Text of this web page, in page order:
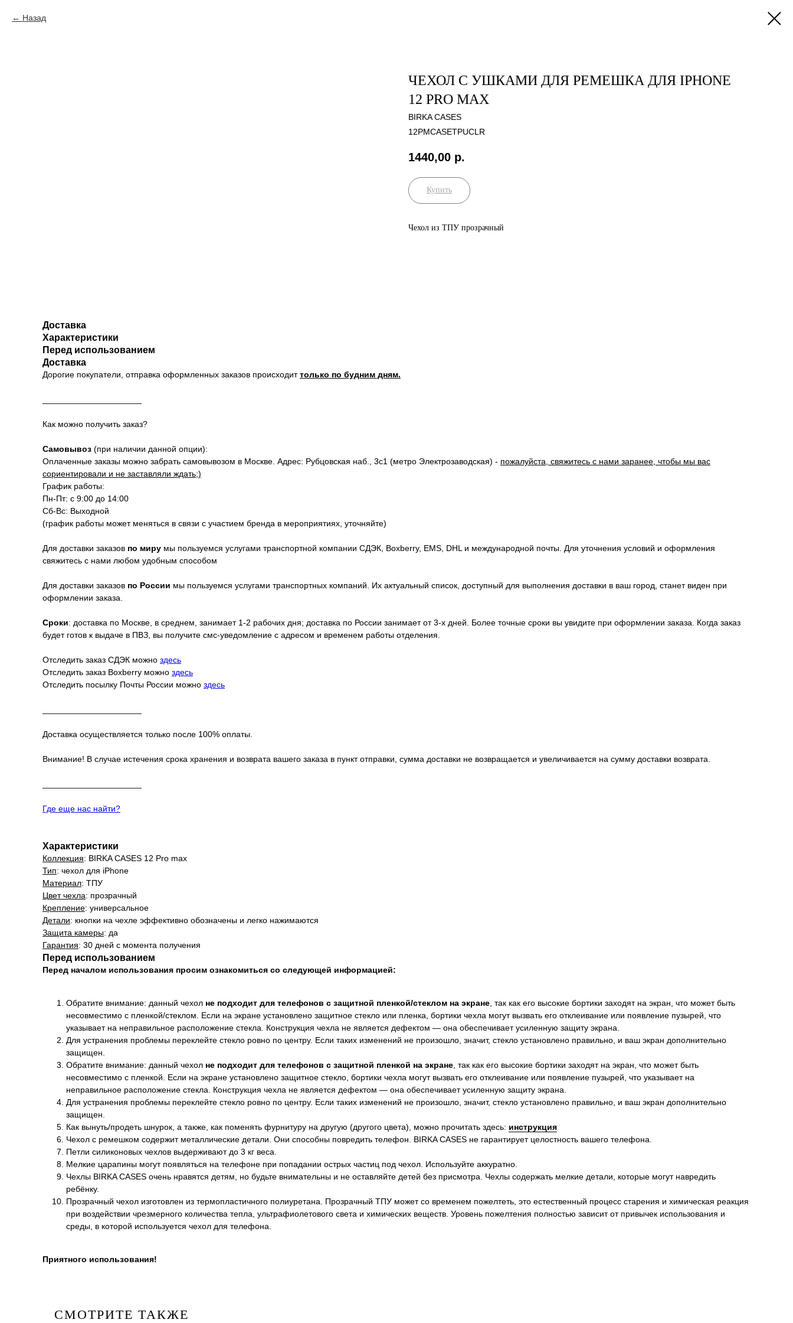
Назад
ЧЕХОЛ С УШКАМИ ДЛЯ РЕМЕШКА ДЛЯ IPHONE
12 PRO MAX
BIRKA CASES
12PMCASETPUCLR
1440,00 р.
Купить
Чехол из ТПУ прозрачный
Доставка
Характеристики
Перед использованием
Доставка
Дорогие покупатели, отправка оформленных заказов происходиттолько по будним дням.
Как можно получить заказ?
Самовывоз (при наличии данной опции):
Оплаченные заказы можно забрать самовывозом в Москве. Адрес: Рубцовская наб., 3с1 (метро Электрозаводская) - пожалуйста, свяжитесь с нами заранее, чтобы мы вас
сориентировали и не заставляли ждать;)
График работы:
Пн-Пт: с 9:00 до 14:00
Сб-Вс: Выходной
(график работы может меняться в связи с участием бренда в мероприятиях, уточняйте)
Для доставки заказов по миру мы пользуемся услугами транспортной компании СДЭК, Boxberry, EMS, DHL и международной почты. Для уточнения условий и оформления
свяжитесь с нами любом удобным способом
Для доставки заказов по России мы пользуемся услугами транспортных компаний. Их актуальный список, доступный для выполнения доставки в ваш город, станет виден при
оформлении заказа.
Сроки: доставка по Москве, в среднем, занимает 1-2 рабочих дня; доставка по России занимает от 3-х дней. Более точные сроки вы увидите при оформлении заказа. Когда заказ
будет готов к выдаче в ПВЗ, вы получите смс-уведомление с адресом и временем работы отделения.
Отследить заказ СДЭК можно здесь
Отследить заказ Boxberry можно здесь
Отследить посылку Почты России можно здесь
Доставка осуществляется только после 100% оплаты.
Внимание! В случае истечения срока хранения и возврата вашего заказа в пункт отправки, сумма доставки не возвращается и увеличивается на сумму доставки возврата.
Где еще нас найти?
Характеристики
Коллекция: BIRKA CASES 12 Pro max
Тип: чехол для iPhone
Материал: ТПУ
Цвет чехла: прозрачный
Крепление: универсальное
Детали: кнопки на чехле эффективно обозначены и легко нажимаются
Защита камеры: да
Гарантия: 30 дней с момента получения
Перед использованием
Перед началом использования просим ознакомиться со следующей информацией:
Обратите внимание: данный чехол не подходит для телефонов с защитной пленкой/стеклом на экране , так как его высокие бортики заходят на экран, что может быть
несовместимо с пленкой/стеклом. Если на экране установлено защитное стекло или пленка, бортики чехла могут вызвать его отклеивание или появление пузырей, что
указывает на неправильное расположение стекла. Конструкция чехла не является дефектом — она обеспечивает усиленную защиту экрана.
Для устранения проблемы переклейте стекло ровно по центру. Если таких изменений не произошло, значит, стекло установлено правильно, и ваш экран дополнительно
защищен.
Обратите внимание: данный чехол не подходит для телефонов с защитной пленкой на экране , так как его высокие бортики заходят на экран, что может быть
несовместимо с пленкой. Если на экране установлено защитное стекло, бортики чехла могут вызвать его отклеивание или появление пузырей, что указывает на
неправильное расположение стекла. Конструкция чехла не является дефектом — она обеспечивает усиленную защиту экрана.
Для устранения проблемы переклейте стекло ровно по центру. Если таких изменений не произошло, значит, стекло установлено правильно, и ваш экран дополнительно
защищен.
Как вынуть/продеть шнурок, а также, как поменять фурнитуру на другую (другого цвета), можно прочитать здесь: инструкция
Чехол с ремешком содержит металлические детали. Они способны повредить телефон. BIRKA CASES не гарантирует целостность вашего телефона.
Петли силиконовых чехлов выдерживают до 3 кг веса.
Мелкие царапины могут появляться на телефоне при попадании острых частиц под чехол. Используйте аккуратно.
Чехлы BIRKA CASES очень нравятся детям, но будьте внимательны и не оставляйте детей без присмотра. Чехлы содержать мелкие детали, которые могут навредить
ребёнку.
Прозрачный чехол изготовлен из термопластичного полиуретана. Прозрачный ТПУ может со временем пожелтеть, это естественный процесс старения и химическая реакция
при воздействии чрезмерного количества тепла, ультрафиолетового света и химических веществ. Уровень пожелтения полностью зависит от привычек использования и
среды, в которой используется чехол для телефона.
Приятного использования!
СМОТРИТЕ ТАКЖЕ